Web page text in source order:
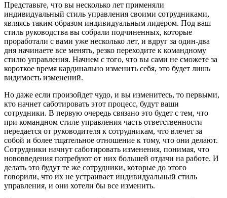
Представьте, что вы несколько лет применяли
индивидуальный стиль управления своими сотрудниками,
являясь таким образом индивидуальным лидером. Под ваш
стиль руководства вы собрали подчиненных, которые
проработали с вами уже несколько лет, и вдруг за один-два
дня начинаете все менять, резко переходите к командному
стилю управления. Начнем с того, что вы сами не сможете за
короткое время кардинально изменить себя, это будет лишь
видимость изменений.
Но даже если произойдет чудо, и вы изменитесь, то первыми,
кто начнет саботировать этот процесс, будут ваши
сотрудники. В первую очередь связано это будет с тем, что
при командном стиле управления часть ответственности
передается от руководителя к сотрудникам, что влечет за
собой и более тщательное отношение к тому, что они делают.
Сотрудники начнут саботировать изменения, понимая, что
нововведения потребуют от них большей отдачи на работе. И
делать это будут те же сотрудники, которые до этого
говорили, что их не устраивает индивидуальный стиль
управления, и они хотели бы все изменить.